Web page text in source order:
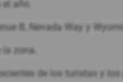
año.
B, Nevada Way y
zona.
de los turistas y